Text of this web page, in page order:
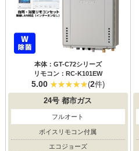
本体：GT-C72シリーズ
リモコン：RC-K101EW
5.00 (2件)
24号 都市ガス
フルオート
ボイスリモコン付属
エコジョーズ